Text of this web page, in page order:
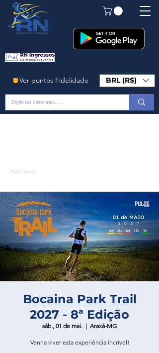
Em Breve!
Ver pontos Fidelidade BRL (R$)
Publicidade
Bocaina Park Trail
2027 - 8ª Edição
sáb., 01 de mai.
  |
Araxá-MG
Venha viver esta experiência incrível!